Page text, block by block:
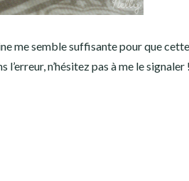
me semble suffisante pour que
l’erreur, n’hésitez pas à me le signaler !